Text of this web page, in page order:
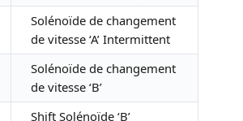
Solénoïde de changement
de vitesse ‘A’ Intermittent
Solénoïde de changement
de vitesse ‘B’
Shift Solénoïde ‘B’